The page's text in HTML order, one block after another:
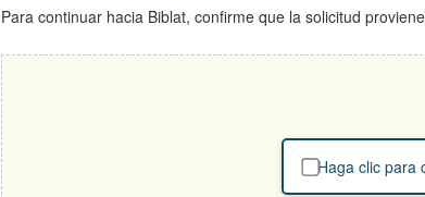
Para continuar hacia Biblat, confirme que la solicitud
Haga clic para